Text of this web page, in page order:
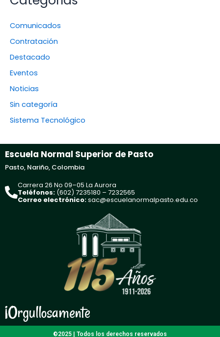
Comunicados
Contratación
Destacado
Eventos
Noticias
Sin categoría
Sistema Tecnológico
Escuela Normal Superior de Pasto
Pasto, Nariño, Colombia
Carrera 26 No 09–05 La Aurora
Teléfonos: (602) 7235180 – 7232565
Correo electrónico:sac@escuelanormalpasto.edu.co
¡Orgullosamente
©2025 | Todos los derechos reservados